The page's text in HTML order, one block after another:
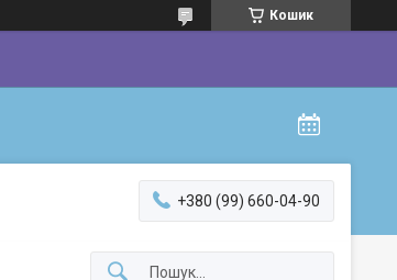
Кошик
+380 (99) 660-04-90